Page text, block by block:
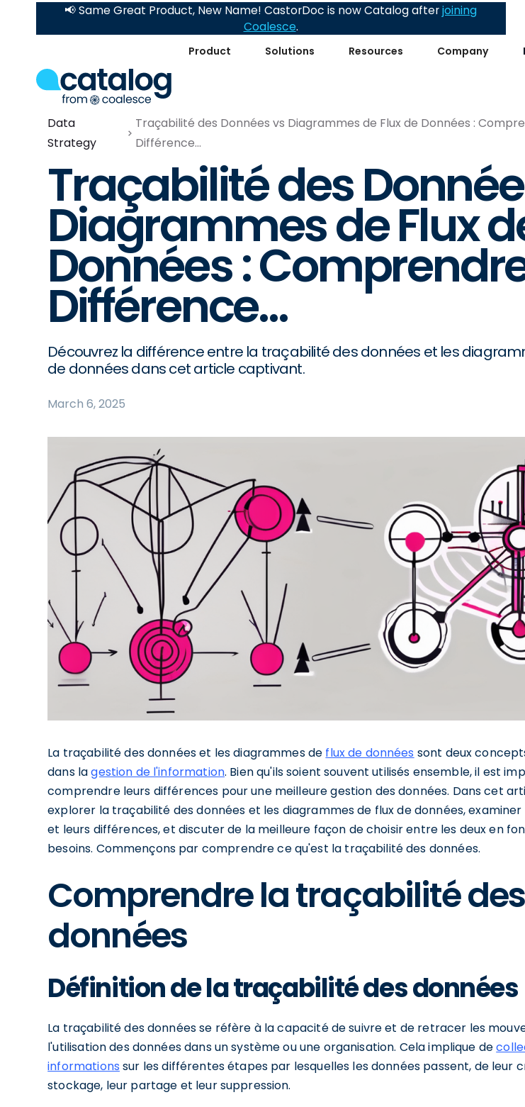
Product Solutions Resources Company
📢 Same Great Product, New Name! CastorDoc is now Catalog afterjoining
Coalesce.
Data
Strategy
Traçabilité des Données vs Diagrammes de Flux de Données :
Différence...
Traçabilité des
Diagrammes de Flux
Données :
Différence...
Découvrez la différence entre la traçabilité des données et les
de données dans cet article captivant.
March 6, 2025
La traçabilité des données et les diagrammes de flux de données sont deux
dans lagestion de l'information. Bien qu'ils soient souvent utilisés ensemble, il est
comprendre leurs différences pour une meilleure gestion des données. Dans cet
explorer la traçabilité des données et les diagrammes de flux de données,
et leurs différences, et discuter de la meilleure façon de choisir entre les deux en
besoins. Commençons par comprendre ce qu'est la traçabilité des données.
Comprendre la traçabilité des
données
Définition de la traçabilité des données
La traçabilité des données se réfère à la capacité de suivre et de retracer les
l'utilisation des données dans un système ou une organisation. Cela implique de
informations sur les différentes étapes par lesquelles les données passent, de leur
stockage, leur partage et leur suppression.